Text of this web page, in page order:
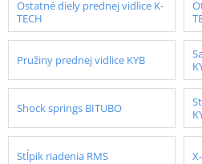
Ostatné diely prednej vidlice K-
TECH
Pružiny prednej vidlice KYB
Shock springs BITUBO
Stĺpik riadenia RMS